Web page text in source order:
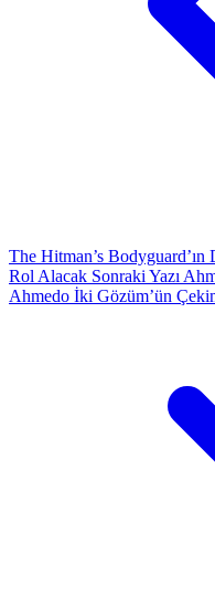
The Hitman’s
Rol Alacak Sonraki Yazı
Ahmedo İki Gözüm’ün